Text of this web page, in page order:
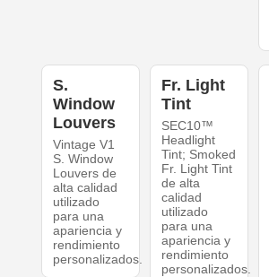
S.
Window
Louvers
Vintage V1
S. Window
Louvers de
alta calidad
utilizado
para una
apariencia y
rendimiento
personalizados.
Fr. Light
Tint
SEC10™
Headlight
Tint; Smoked
Fr. Light Tint
de alta
calidad
utilizado
para una
apariencia y
rendimiento
personalizados.